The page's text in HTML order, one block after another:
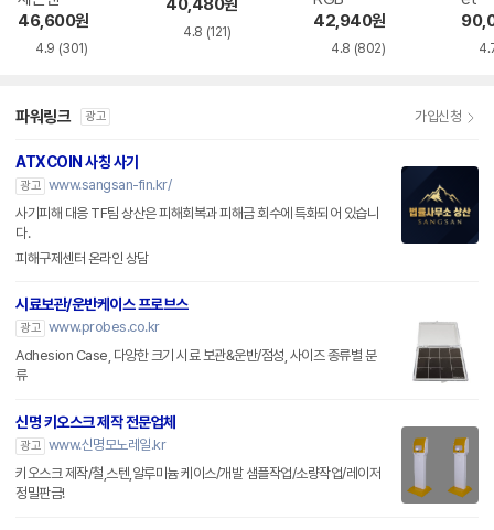
46,600원
4.9 (301)
40,480원
4.8 (121)
42,940원
4.8 (802)
파워링크 광고 가입신청
ATXCOIN 사칭 사기
광고 www.sangsan-fin.kr/
사기피해 대응 TF팀 상산은 피해회복과 피해금 회수에 특화되어 있습니
다.
피해구제센터 온라인 상담
시료보관/운반케이스 프로브스
광고 www.probes.co.kr
Adhesion Case, 다양한 크기 시료 보관&운반/점성, 사이즈 종류별 분
류
신명 키오스크 제작 전문업체
광고 www.신명모노레일.kr
키오스크 제작/철,스텐,알루미늄 케이스/개발 샘플작업/소량작업/레이저
정밀판금!